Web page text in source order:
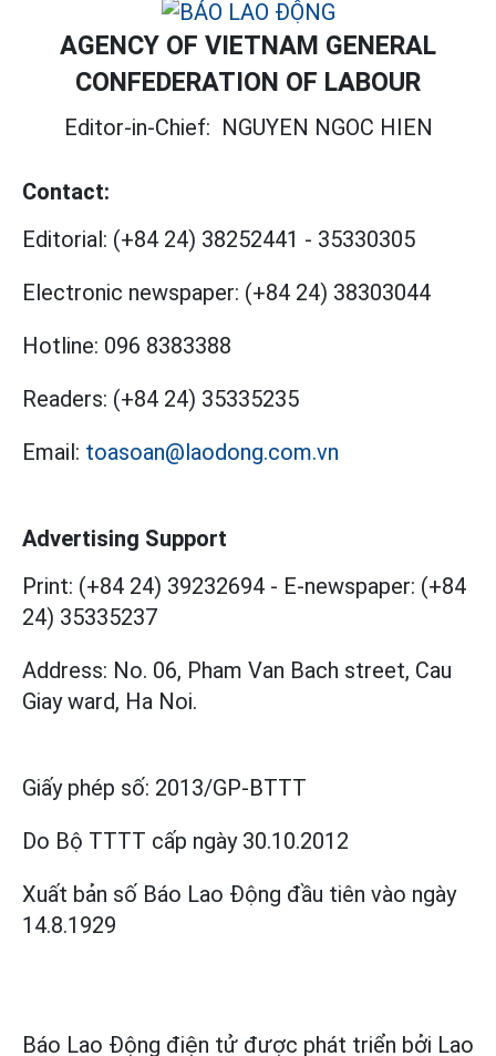
AGENCY OF VIETNAM GENERAL
CONFEDERATION OF LABOUR
Editor-in-Chief: NGUYEN NGOC HIEN
Contact:
Editorial: (+84 24) 38252441 - 35330305
Electronic newspaper: (+84 24) 38303044
Hotline: 096 8383388
Readers: (+84 24) 35335235
Email: toasoan@laodong.com.vn
Advertising Support
Print: (+84 24) 39232694 - E-newspaper: (+84
24) 35335237
Address: No. 06, Pham Van Bach street, Cau
Giay ward, Ha Noi.
Giấy phép số: 2013/GP-BTTT
Do Bộ TTTT cấp ngày 30.10.2012
Xuất bản số Báo Lao Động đầu tiên vào ngày
14.8.1929
Báo Lao Động điện tử được phát triển bởi Lao